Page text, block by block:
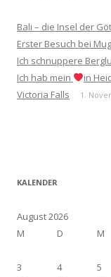
Bali – die Insel der
Erster Besuch bei
Ich schnuppere
Ich hab mein in
Victoria Falls 1.
KALENDER
August 2026
M
D M
3
4 5